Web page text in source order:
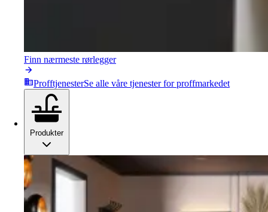
Finn nærmeste rørlegger
ProfftjenesterSe alle våre tjenester for proffmarkedet
Produkter